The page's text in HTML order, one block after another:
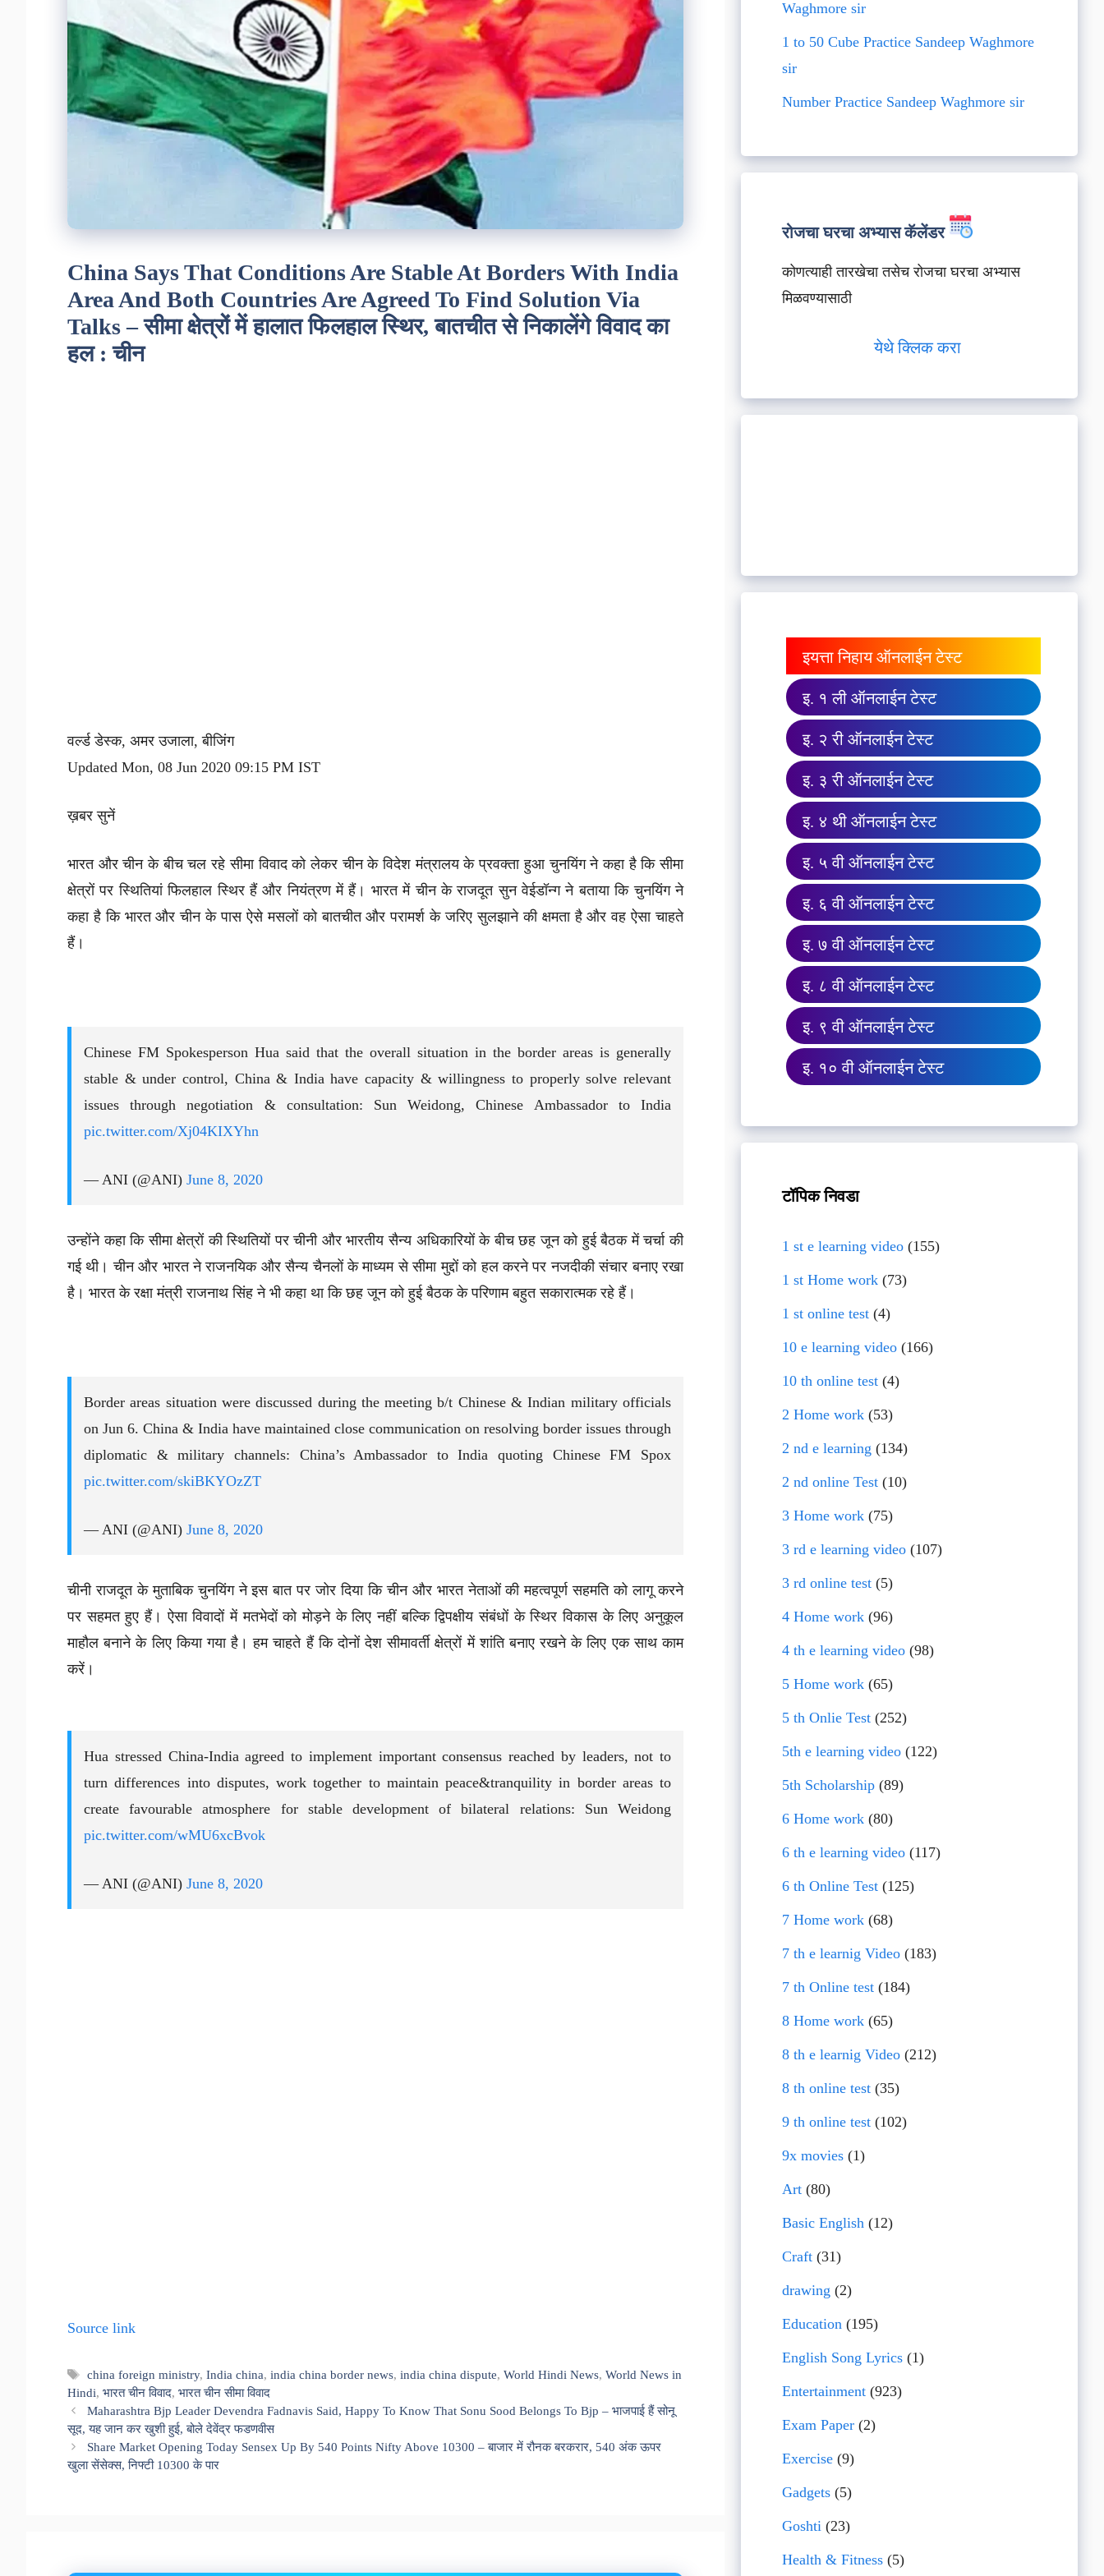
China Says That Conditions Are Stable At Borders With India
Area And Both Countries Are Agreed To Find Solution Via
Talks – सीमा क्षेत्रों में हालात फिलहाल स्थिर, बातचीत से निकालेंगे विवाद का
हल : चीन
वर्ल्ड डेस्क, अमर उजाला, बीजिंग
Updated Mon, 08 Jun 2020 09:15 PM IST
ख़बर सुनें
भारत और चीन के बीच चल रहे सीमा विवाद को लेकर चीन के विदेश मंत्रालय के प्रवक्ता हुआ चुनयिंग ने कहा है कि सीमा
क्षेत्रों पर स्थितियां फिलहाल स्थिर हैं और नियंत्रण में हैं। भारत में चीन के राजदूत सुन वेईडॉन्ग ने बताया कि चुनयिंग ने
कहा है कि भारत और चीन के पास ऐसे मसलों को बातचीत और परामर्श के जरिए सुलझाने की क्षमता है और वह ऐसा चाहते
हैं।
Chinese FM Spokesperson Hua said that the overall situation in the border areas is generally
stable & under control, China & India have capacity & willingness to properly solve relevant
issues through negotiation & consultation: Sun Weidong, Chinese Ambassador to India
pic.twitter.com/Xj04KIXYhn
— ANI (@ANI) June 8, 2020
उन्होंने कहा कि सीमा क्षेत्रों की स्थितियों पर चीनी और भारतीय सैन्य अधिकारियों के बीच छह जून को हुई बैठक में चर्चा की
गई थी। चीन और भारत ने राजनयिक और सैन्य चैनलों के माध्यम से सीमा मुद्दों को हल करने पर नजदीकी संचार बनाए रखा
है। भारत के रक्षा मंत्री राजनाथ सिंह ने भी कहा था कि छह जून को हुई बैठक के परिणाम बहुत सकारात्मक रहे हैं।
Border areas situation were discussed during the meeting b/t Chinese & Indian military officials
on Jun 6. China & India have maintained close communication on resolving border issues through
diplomatic & military channels: China’s Ambassador to India quoting Chinese FM Spox
pic.twitter.com/skiBKYOzZT
— ANI (@ANI) June 8, 2020
चीनी राजदूत के मुताबिक चुनयिंग ने इस बात पर जोर दिया कि चीन और भारत नेताओं की महत्वपूर्ण सहमति को लागू करने
पर सहमत हुए हैं। ऐसा विवादों में मतभेदों को मोड़ने के लिए नहीं बल्कि द्विपक्षीय संबंधों के स्थिर विकास के लिए अनुकूल
माहौल बनाने के लिए किया गया है। हम चाहते हैं कि दोनों देश सीमावर्ती क्षेत्रों में शांति बनाए रखने के लिए एक साथ काम
करें।
Hua stressed China-India agreed to implement important consensus reached by leaders, not to
turn differences into disputes, work together to maintain peace&tranquility in border areas to
create favourable atmosphere for stable development of bilateral relations: Sun Weidong
pic.twitter.com/wMU6xcBvok
— ANI (@ANI) June 8, 2020
Source link
Tags
china foreign ministry,India china,india china border news,india china dispute,World Hindi News,World News in
Hindi, भारत चीन विवाद, भारत चीन सीमा विवाद
Maharashtra Bjp Leader Devendra Fadnavis Said, Happy To Know That Sonu Sood Belongs To Bjp – भाजपाई हैं सोनू
सूद, यह जान कर खुशी हुई, बोले देवेंद्र फडणवीस
Share Market Opening Today Sensex Up By 540 Points Nifty Above 10300 – बाजार में रौनक बरकरार, 540 अंक ऊपर
खुला सेंसेक्स, निफ्टी 10300 के पार
Waghmore sir
1 to 50 Cube Practice Sandeep Waghmore
sir
Number Practice Sandeep Waghmore sir
रोजचा घरचा अभ्यास कॅलेंडर
कोणत्याही तारखेचा तसेच रोजचा घरचा अभ्यास
मिळवण्यासाठी
येथे क्लिक करा
इयत्ता निहाय ऑनलाईन टेस्ट
इ. १ ली ऑनलाईन टेस्ट
इ. २ री ऑनलाईन टेस्ट
इ. ३ री ऑनलाईन टेस्ट
इ. ४ थी ऑनलाईन टेस्ट
इ. ५ वी ऑनलाईन टेस्ट
इ. ६ वी ऑनलाईन टेस्ट
इ. ७ वी ऑनलाईन टेस्ट
इ. ८ वी ऑनलाईन टेस्ट
इ. ९ वी ऑनलाईन टेस्ट
इ. १० वी ऑनलाईन टेस्ट
टॉपिक निवडा
1 st e learning video (155)
1 st Home work (73)
1 st online test (4)
10 e learning video (166)
10 th online test (4)
2 Home work (53)
2 nd e learning (134)
2 nd online Test (10)
3 Home work (75)
3 rd e learning video (107)
3 rd online test (5)
4 Home work (96)
4 th e learning video (98)
5 Home work (65)
5 th Onlie Test (252)
5th e learning video (122)
5th Scholarship (89)
6 Home work (80)
6 th e learning video (117)
6 th Online Test (125)
7 Home work (68)
7 th e learnig Video (183)
7 th Online test (184)
8 Home work (65)
8 th e learnig Video (212)
8 th online test (35)
9 th online test (102)
9x movies (1)
Art (80)
Basic English (12)
Craft (31)
drawing (2)
Education (195)
English Song Lyrics (1)
Entertainment (923)
Exam Paper (2)
Exercise (9)
Gadgets (5)
Goshti (23)
Health & Fitness (5)